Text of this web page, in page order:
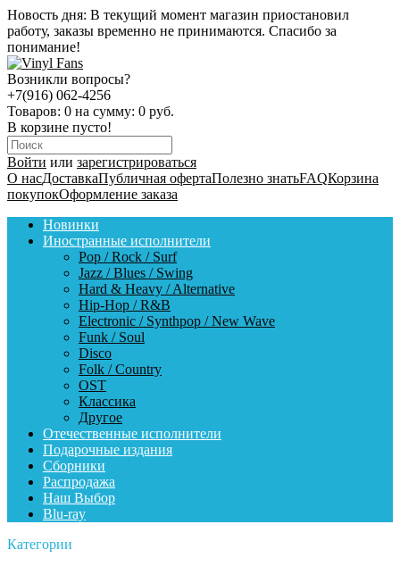
Новость дня: В текущий момент магазин приостановил
работу, заказы временно не принимаются. Спасибо за
понимание!
Возникли вопросы?
+7(916) 062-4256
Товаров: 0 на сумму: 0 руб.
В корзине пусто!
Войти или зарегистрироваться
О насДоставкаПубличная офертаПолезно знатьFAQКорзина
покупокОформление заказа
Новинки
Иностранные исполнители
Pop / Rock / Surf
Jazz / Blues / Swing
Hard & Heavy / Alternative
Hip-Hop / R&B
Electronic / Synthpop / New Wave
Funk / Soul
Disco
Folk / Country
OST
Классика
Другое
Отечественные исполнители
Подарочные издания
Сборники
Распродажа
Наш Выбор
Blu-ray
Категории